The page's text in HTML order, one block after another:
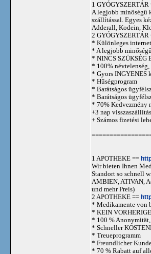
1 GYÓGYSZERTÁR
A legjobb minőségű
szállítással. Egyes
Adderall, Kodein,
2 GYÓGYSZERTÁR
* Különleges
* A legjobb
* NINCS SZÜKSÉG
* 100%
* Gyors INGYENES
* Hűségprogram
* Barátságos
* Barátságos
* 70% Kedvezmény
+3 nap
+ Számos fizetési
1 APOTHEKE ==
Wir bieten Ihnen
Standort so schnell
AMBIEN, ATIVAN,
und mehr Preis)
2 APOTHEKE ==
* Medikamente von
* KEIN
* 100 % Anonymität,
* Schneller
* Treueprogramm
* Freundlicher
* 70 % Rabatt auf